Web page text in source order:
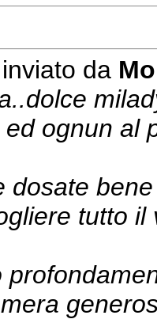
da
ognun al
dosate
tutto il